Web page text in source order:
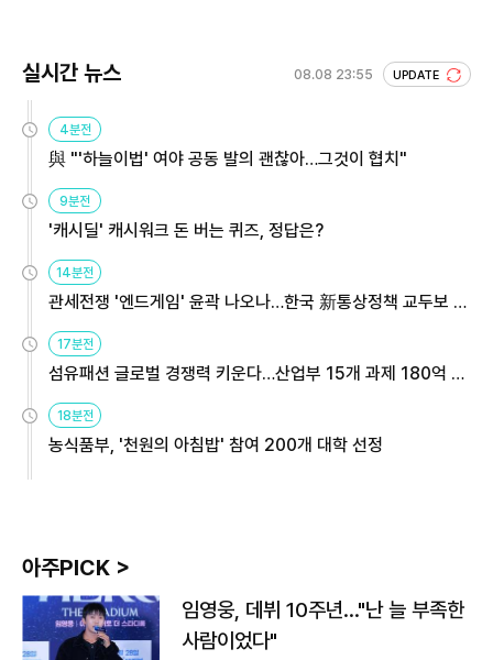
실시간 뉴스 08.08 23:55 UPDATE
4분전
與 "'하늘이법' 여야 공동 발의 괜찮아…그것이 협치"
9분전
'캐시딜' 캐시워크 돈 버는 퀴즈, 정답은?
14분전
관세전쟁 '엔드게임' 윤곽 나오나…한국 新통상정책 교두보 활
용해야
17분전
섬유패션 글로벌 경쟁력 키운다…산업부 15개 과제 180억 지
원
18분전
농식품부, '천원의 아침밥' 참여 200개 대학 선정
아주PICK >
임영웅, 데뷔 10주년…"난 늘 부족한
사람이었다"